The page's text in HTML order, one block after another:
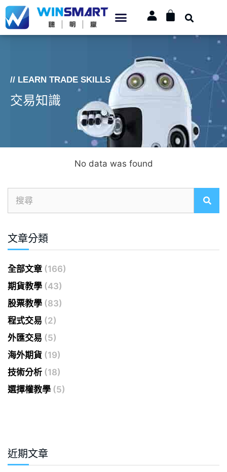
// LEARN TRADE SKILLS
交易知識
No data was found
文章分類
全部文章 (166)
期貨教學 (43)
股票教學 (83)
程式交易 (2)
外匯交易 (5)
海外期貨 (19)
技術分析 (18)
選擇權教學 (5)
近期文章